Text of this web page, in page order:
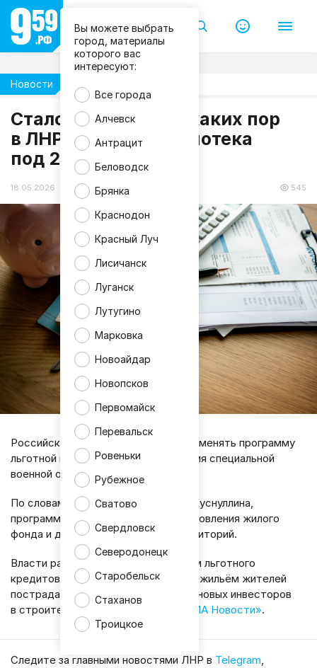
Вы можете выбрать
город, материалы
которого вас
интересуют:
Все города
Алчевск
Антрацит
Беловодск
Брянка
Краснодон
Красный Луч
Лисичанск
Луганск
Лутугино
Марковка
Новоайдар
Новопсков
Первомайск
Перевальск
Ровеньки
Рубежное
Сватово
Свердловск
Северодонецк
Старобельск
Стаханов
Троицкое
Новости
Стало известно, до каких пор
в ЛНР сохранится ипотека
под 2%
18.05.2026 09:56 545
m
a
g
n
i
f
c
Российские власти не планируют отменять программу
льготной ипотеки в ЛНР до окончания специальной
военной операции.
По словам вице-премьера Марата Хуснуллина,
программа необходима для восстановления жилого
фонда и дальнейшего развития территорий.
Власти рассчитывают, что механизм льготного
кредитования поможет обеспечить жильём жителей
пострадавших районов и привлечёт новых инвесторов
в строительную отрасль, пишет
«РИА Новости».
Cледите за главными новостями ЛНР в Telegram,